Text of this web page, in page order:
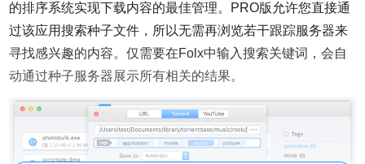
的排序系统实现下载内容的最佳管理。PRO版允许您直接通
过该应用搜索种子文件，所以无需再浏览若干跟踪服务器来
寻找感兴趣的内容。仅需要在Folx中输入搜索关键词，会自
动通过种子服务器展示所有相关的结果。